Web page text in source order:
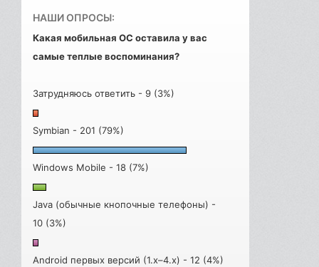
НАШИ ОПРОСЫ:
Какая мобильная ОС оставила у вас
самые теплые воспоминания?
Затрудняюсь ответить - 9 (3%)
Symbian - 201 (79%)
Windows Mobile - 18 (7%)
Java (обычные кнопочные телефоны) -
10 (3%)
Android первых версий (1.x–4.x) - 12 (4%)